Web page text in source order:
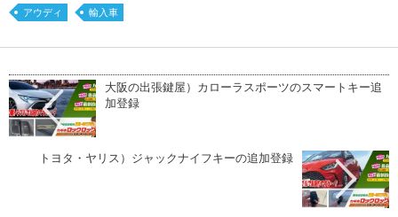
アウディ 輸入車
大阪の出張鍵屋）カローラスポーツのスマートキー追
加登録
トヨタ・ヤリス）ジャックナイフキーの追加登録